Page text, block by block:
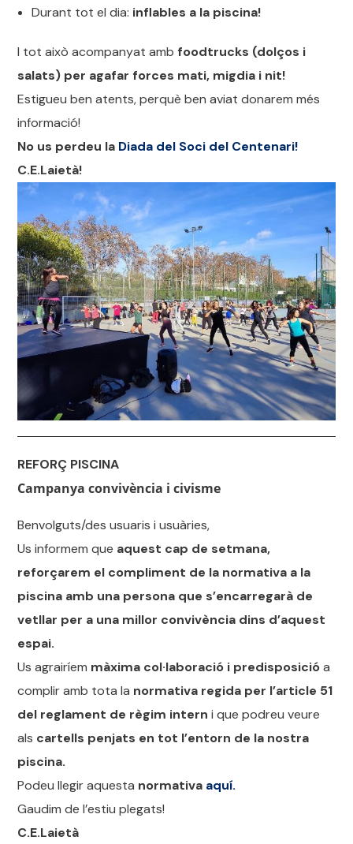
Durant tot el dia: inflables a la piscina!
I tot això acompanyat amb foodtrucks (dolços i
salats) per agafar forces mati, migdia i nit!
Estigueu ben atents, perquè ben aviat donarem més
informació!
No us perdeu la Diada del Soci del Centenari!
C.E.Laietà!
REFORÇ PISCINA
Campanya convivència i civisme
Benvolguts/des usuaris i usuàries,
Us informem que aquest cap de setmana,
reforçarem el compliment de la normativa a la
piscina amb una persona que s’encarregarà de
vetllar per a una millor convivència dins d’aquest
espai.
Us agrairíem màxima col·laboració i predisposicióa
complir amb tota la normativa regida per l’article 51
del reglament de règim interni que podreu veure
als cartells penjats en tot l’entorn de la nostra
piscina.
Podeu llegir aquesta normativa aquí.
Gaudim de l’estiu plegats!
C.E.Laietà